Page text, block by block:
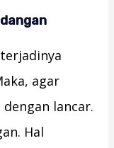
agar
lancar.
Hal